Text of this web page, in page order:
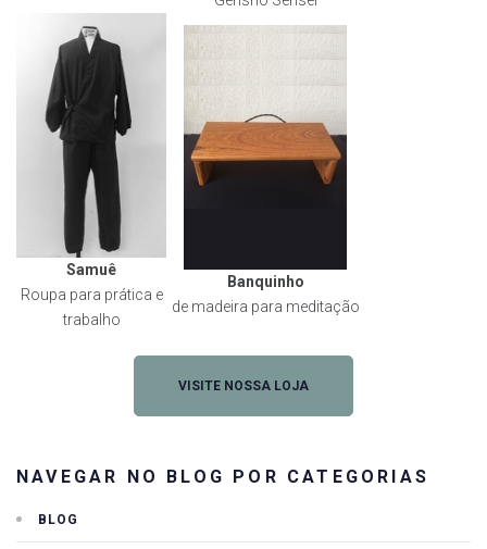
Samuê
Roupa para prática e
trabalho
Banquinho
de madeira para meditação
VISITE NOSSA LOJA
NAVEGAR NO BLOG POR CATEGORIAS
BLOG